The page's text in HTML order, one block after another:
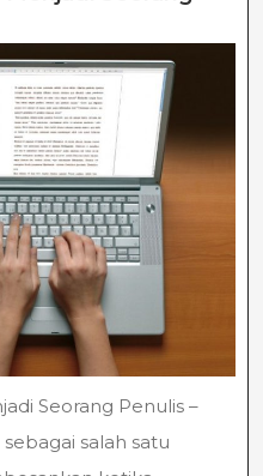
Seorang Penulis –
salah satu